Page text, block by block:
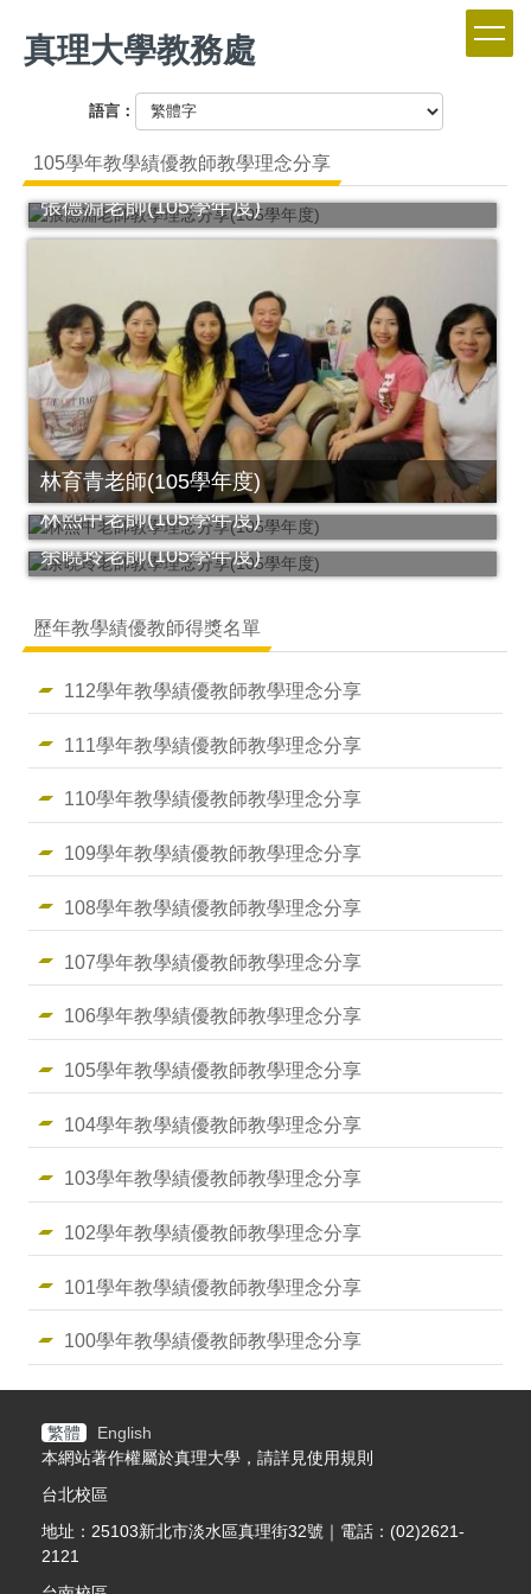
到
主真理大學教務處
語言：
105學年教學績優教師教學理念分享
張德淵老師(105學年度)
林育青老師(105學年度)
林熙中老師(105學年度)
余曉玲老師(105學年度)
歷年教學績優教師得獎名單
112學年教學績優教師教學理念分享
111學年教學績優教師教學理念分享
110學年教學績優教師教學理念分享
109學年教學績優教師教學理念分享
108學年教學績優教師教學理念分享
107學年教學績優教師教學理念分享
106學年教學績優教師教學理念分享
105學年教學績優教師教學理念分享
104學年教學績優教師教學理念分享
103學年教學績優教師教學理念分享
102學年教學績優教師教學理念分享
101學年教學績優教師教學理念分享
100學年教學績優教師教學理念分享
繁體
English
本網站著作權屬於真理大學，請詳見使用規則
台北校區
地址：25103新北市淡水區真理街32號｜電話：(02)2621-
2121